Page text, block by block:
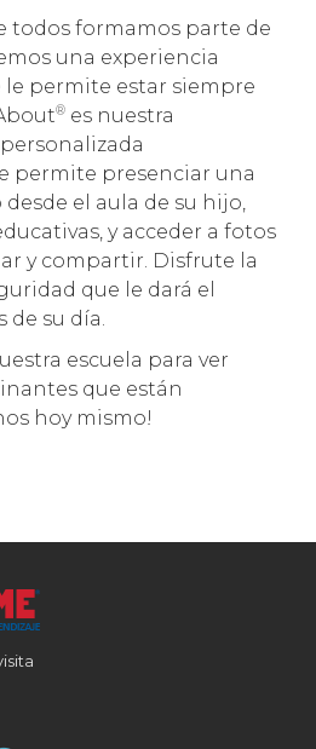
todos formamos parte de
una experiencia
permite estar siempre
® es nuestra
permite presenciar una
el aula de su hijo,
y acceder a fotos
y compartir. Disfrute la
que le dará el
de su día.
escuela para ver
que están
hoy mismo!